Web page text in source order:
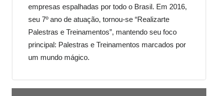
empresas espalhadas por todo o Brasil. Em 2016,
seu 7º ano de atuação, tornou-se “Realizarte
Palestras e Treinamentos”, mantendo seu foco
principal: Palestras e Treinamentos marcados por
um mundo mágico.